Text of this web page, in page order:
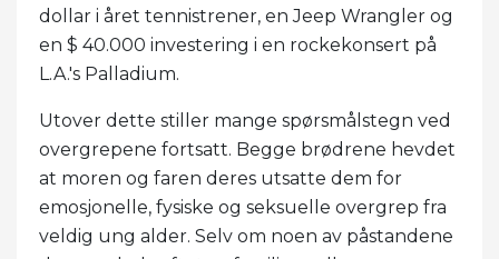
dollar i året tennistrener, en Jeep Wrangler og
en $ 40.000 investering i en rockekonsert på
L.A.'s Palladium.
Utover dette stiller mange spørsmålstegn ved
overgrepene fortsatt. Begge brødrene hevdet
at moren og faren deres utsatte dem for
emosjonelle, fysiske og seksuelle overgrep fra
veldig ung alder. Selv om noen av påstandene